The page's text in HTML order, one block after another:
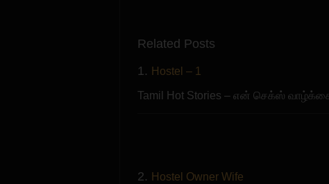
Related Posts
1. Hostel – 1
Tamil Hot Stories – என் செக்ஸ்
2. Hostel Owner Wife